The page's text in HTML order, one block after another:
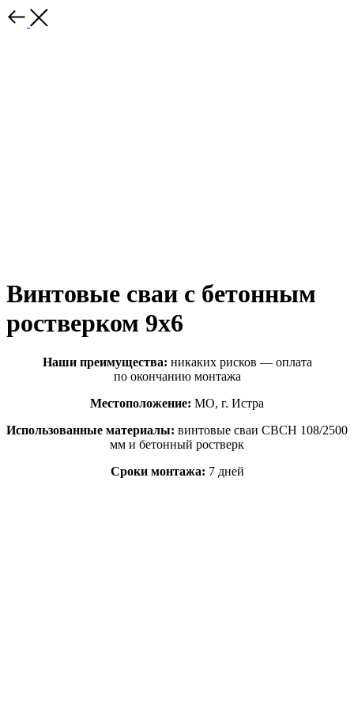
Винтовые сваи с бетонным
ростверком 9х6
Наши преимущества: никаких рисков — оплата
по окончанию монтажа
Местоположение: МО, г. Истра
Использованные материалы: винтовые сваи СВСН 108/2500
мм и бетонный ростверк
Сроки монтажа: 7 дней